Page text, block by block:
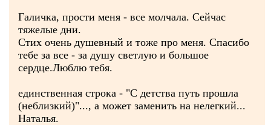
Галичка, прости меня - все молчала. Сейчас
тяжелые дни.
Стих очень душевный и тоже про меня. Спасибо
тебе за все - за душу светлую и большое
сердце.Люблю тебя.
единственная строка - "С детства путь прошла
(неблизкий)"..., а может заменить на нелегкий...
Наталья.